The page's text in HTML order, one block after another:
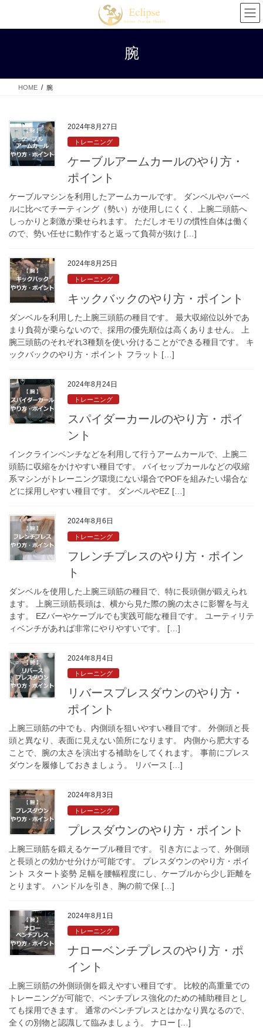
テ
ス
ゲ
ン
腕
HOME 腕
2024年8月27日
トレーニング
ケーブルアームカールのやり方・
ポイント
ケーブルマシンを利用したアームカールです。 ダンベルやバーベ
ルに比べてチーティング（勢い）が使用しにくく、上腕二頭筋へ
しっかりと刺激が乗せられます。 ただしオモリの慣性自体は働く
ので、勢い任せに動作すると返って負荷が抜け […]
2024年8月25日
トレーニング
キックバックのやり方・ポイント
ダンベルを利用した上腕三頭筋の種目です。 最大収縮位以外であ
まり負荷が乗らないので、採用の優先順位は高くありません。 上
腕三頭筋のそれぞれ3種類を使い分けることができる種目です。 キ
ックバックのやり方・ポイント フラット […]
2024年8月24日
トレーニング
スパイダーカールのやり方・ポイ
ント
インクラインベンチなどを利用して行うアームカールで、上腕二
頭筋に収縮をかけやすい種目です。 バイセップカールなどの収縮
系マシンがトレーニング環境にない場合でPOFを組みたい場合な
どに採用しやすい種目です。 ダンベルやEZ […]
2024年8月6日
トレーニング
フレンチプレスのやり方・ポイン
ト
ダンベルを使用した上腕三頭筋の種目で、特に長頭側が鍛えられ
ます。 上腕三頭筋長頭は、横から見た際の腕の太さに影響を与え
ます。 EZバーやケーブルでも実践可能な種目です。 ユーティリテ
ィベンチがあれば非常にやりやすいです。 […]
2024年8月4日
トレーニング
リバースプレスダウンのやり方・
ポイント
上腕三頭筋の中でも、内側頭を狙いやすい種目です。 外側頭と長
頭と異なり、表面に見えない箇所になります。 内側から肥大する
ことで、腕の太さを演出する補助をしてくれます。 事前にプレス
ダウンを履修しておきましょう。 リバース […]
2024年8月3日
トレーニング
プレスダウンのやり方・ポイント
上腕三頭筋を鍛えるケーブル種目です。 引き方によって、外側頭
と長頭との効かせ分けが可能です。 プレスダウンのやり方・ポイ
ント スタート姿勢 足幅を腰幅程度にし、ケーブルから少し距離を
とります。 ハンドルを引き、胸の前で保 […]
2024年8月1日
トレーニング
ナローベンチプレスのやり方・ポ
イント
上腕三頭筋の外側頭側を鍛えやすい種目です。 比較的高重量での
トレーニングが可能で、ベンチプレス強化のための補助種目とし
ても採用できます。 通常のベンチプレスとはかなり異なるので、
全くの別物と認識して臨みましょう。 ナロー […]